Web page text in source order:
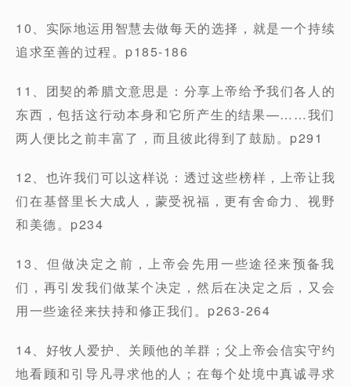
10、实际地运用智慧去做每天的选择，就是一个持续
追求至善的过程。p185-186
11、团契的希腊文意思是：分享上帝给予我们各人的
东西，包括这行动本身和它所产生的结果—……我们
两人便比之前丰富了，而且彼此得到了鼓励。p291
12、也许我们可以这样说：透过这些榜样，上帝让我
们在基督里长大成人，蒙受祝福，更有舍命力、视野
和美德。p234
13、但做决定之前，上帝会先用一些途径来预备我
们，再引发我们做某个决定，然后在决定之后，又会
用一些途径来扶持和修正我们。p263-264
14、好牧人爱护、关顾他的羊群；父上帝会信实守约
地看顾和引导凡寻求他的人；在每个处境中真诚寻求